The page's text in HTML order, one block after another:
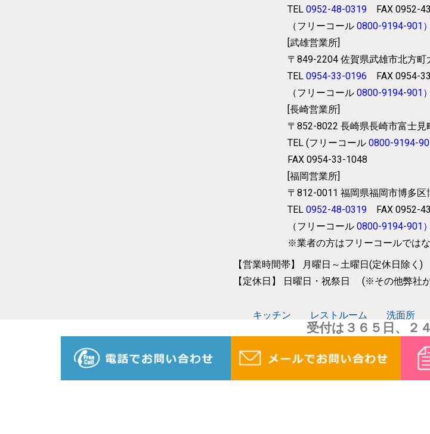
TEL0952-48-0319
FAX 0952-
（フリーコール0800-9194-901 ）
[武雄営業所]
〒849-2204佐賀県武雄市北方町
TEL0954-33-0196
FAX 0954-
（フリーコール0800-9194-901 ）
[長崎営業所]
〒852-8022長崎県長崎市富士
TEL (フリーコール0800-9194-
FAX 0954-33-1048
[福岡営業所]
〒812-0011福岡県福岡市博多
TEL0952-48-0319
FAX 0952-
（フリーコール0800-9194-901 ）
※業者の方はフリーコールでは
【営業時間帯】
月曜日～土曜日(定休日除く
【定休日】
日曜日・祝祭日 (※その他弊社
キッチン レストルーム 洗面所
太陽光発電・蓄電池事業
施工実績
© QOL Co., Ltd. All Rights
受付は３６５日、２